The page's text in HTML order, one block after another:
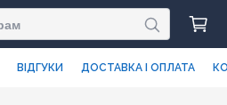
ВІДГУКИ ДОСТАВКА І ОПЛАТА